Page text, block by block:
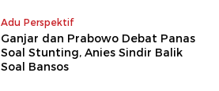
Adu Perspektif
Ganjar dan Prabowo Debat Panas
Soal Stunting, Anies Sindir Balik
Soal Bansos